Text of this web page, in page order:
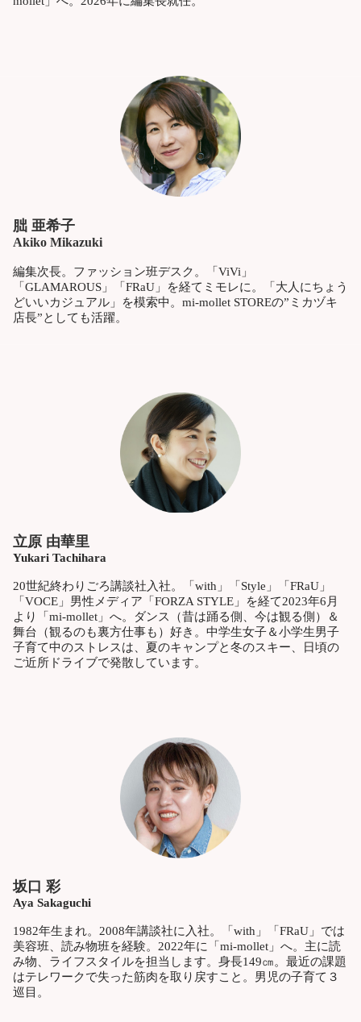
朏 亜希子
Akiko Mikazuki
編集次長。ファッション班デスク。「ViVi」
「GLAMAROUS」「FRaU」を経てミモレに。「大人にちょう
どいいカジュアル」を模索中。mi-mollet STOREの”ミカヅキ
店長”としても活躍。
立原 由華里
Yukari Tachihara
20世紀終わりごろ講談社入社。「with」「Style」「FRaU」
「VOCE」男性メディア「FORZA STYLE」を経て2023年6月
より「mi-mollet」へ。ダンス（昔は踊る側、今は観る側）＆
舞台（観るのも裏方仕事も）好き。中学生女子＆小学生男子
子育て中のストレスは、夏のキャンプと冬のスキー、日頃の
ご近所ドライブで発散しています。
坂口 彩
Aya Sakaguchi
1982年生まれ。2008年講談社に入社。「with」「FRaU」では
美容班、読み物班を経験。2022年に「mi-mollet」へ。主に読
み物、ライフスタイルを担当します。身長149㎝。最近の課題
はテレワークで失った筋肉を取り戻すこと。男児の子育て３
巡目。